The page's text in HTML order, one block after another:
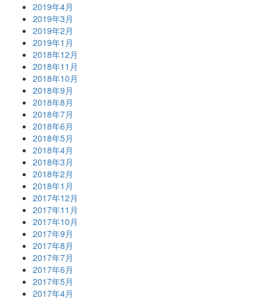
2019年4月
2019年3月
2019年2月
2019年1月
2018年12月
2018年11月
2018年10月
2018年9月
2018年8月
2018年7月
2018年6月
2018年5月
2018年4月
2018年3月
2018年2月
2018年1月
2017年12月
2017年11月
2017年10月
2017年9月
2017年8月
2017年7月
2017年6月
2017年5月
2017年4月